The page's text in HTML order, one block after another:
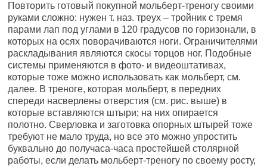
Повторить готовый покупной мольберт-треногу своими
руками сложно: нужен т. наз. треух – тройник с тремя
парами лап под углами в 120 градусов по горизонали, в
которых на осях поворачиваются ноги. Ограничителями
раскладывания являются скосы торцов ног. Подобные
системы применяются в фото- и видеоштативах,
которые тоже можно использовать как мольберт, см.
далее. В треноге, которая мольберт, в передних
спереди насверлены отверстия (см. рис. выше) в
которые вставляются штыри; на них опирается
полотно. Сверловка и заготовка опорных штырей тоже
требуют не мало труда, но все это можно упростить
буквально до получаса-часа простейшей столярной
работы, если делать мольберт-треногу по своему росту,